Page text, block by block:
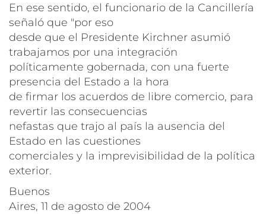
En ese sentido, el funcionario de la Cancillería
señaló que "por eso
desde que el Presidente Kirchner asumió
trabajamos por una integración
políticamente gobernada, con una fuerte
presencia del Estado a la hora
de firmar los acuerdos de libre comercio, para
revertir las consecuencias
nefastas que trajo al país la ausencia del
Estado en las cuestiones
comerciales y la imprevisibilidad de la política
exterior.
Buenos
Aires, 11 de agosto de 2004